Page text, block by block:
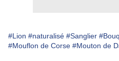
#Lion #naturalisé #Sanglier
#Mouflon de Corse #Mouton de